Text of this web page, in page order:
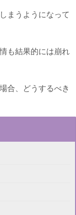
まうようになって
も結果的には崩れ
合、どうするべき